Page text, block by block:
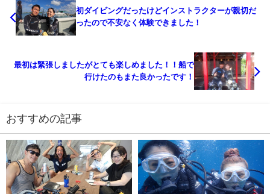
初ダイビングだったけどインストラクターが親切だ
ったので不安なく体験できました！
最初は緊張しましたがとても楽しめました！！船で
行けたのもまた良かったです！
おすすめの記事